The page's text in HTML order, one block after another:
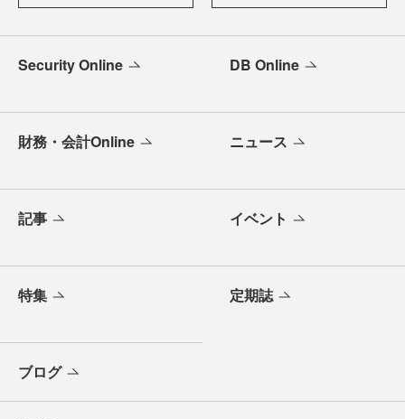
Security Online DB Online
財務・会計Online ニュース
記事 イベント
特集 定期誌
ブログ